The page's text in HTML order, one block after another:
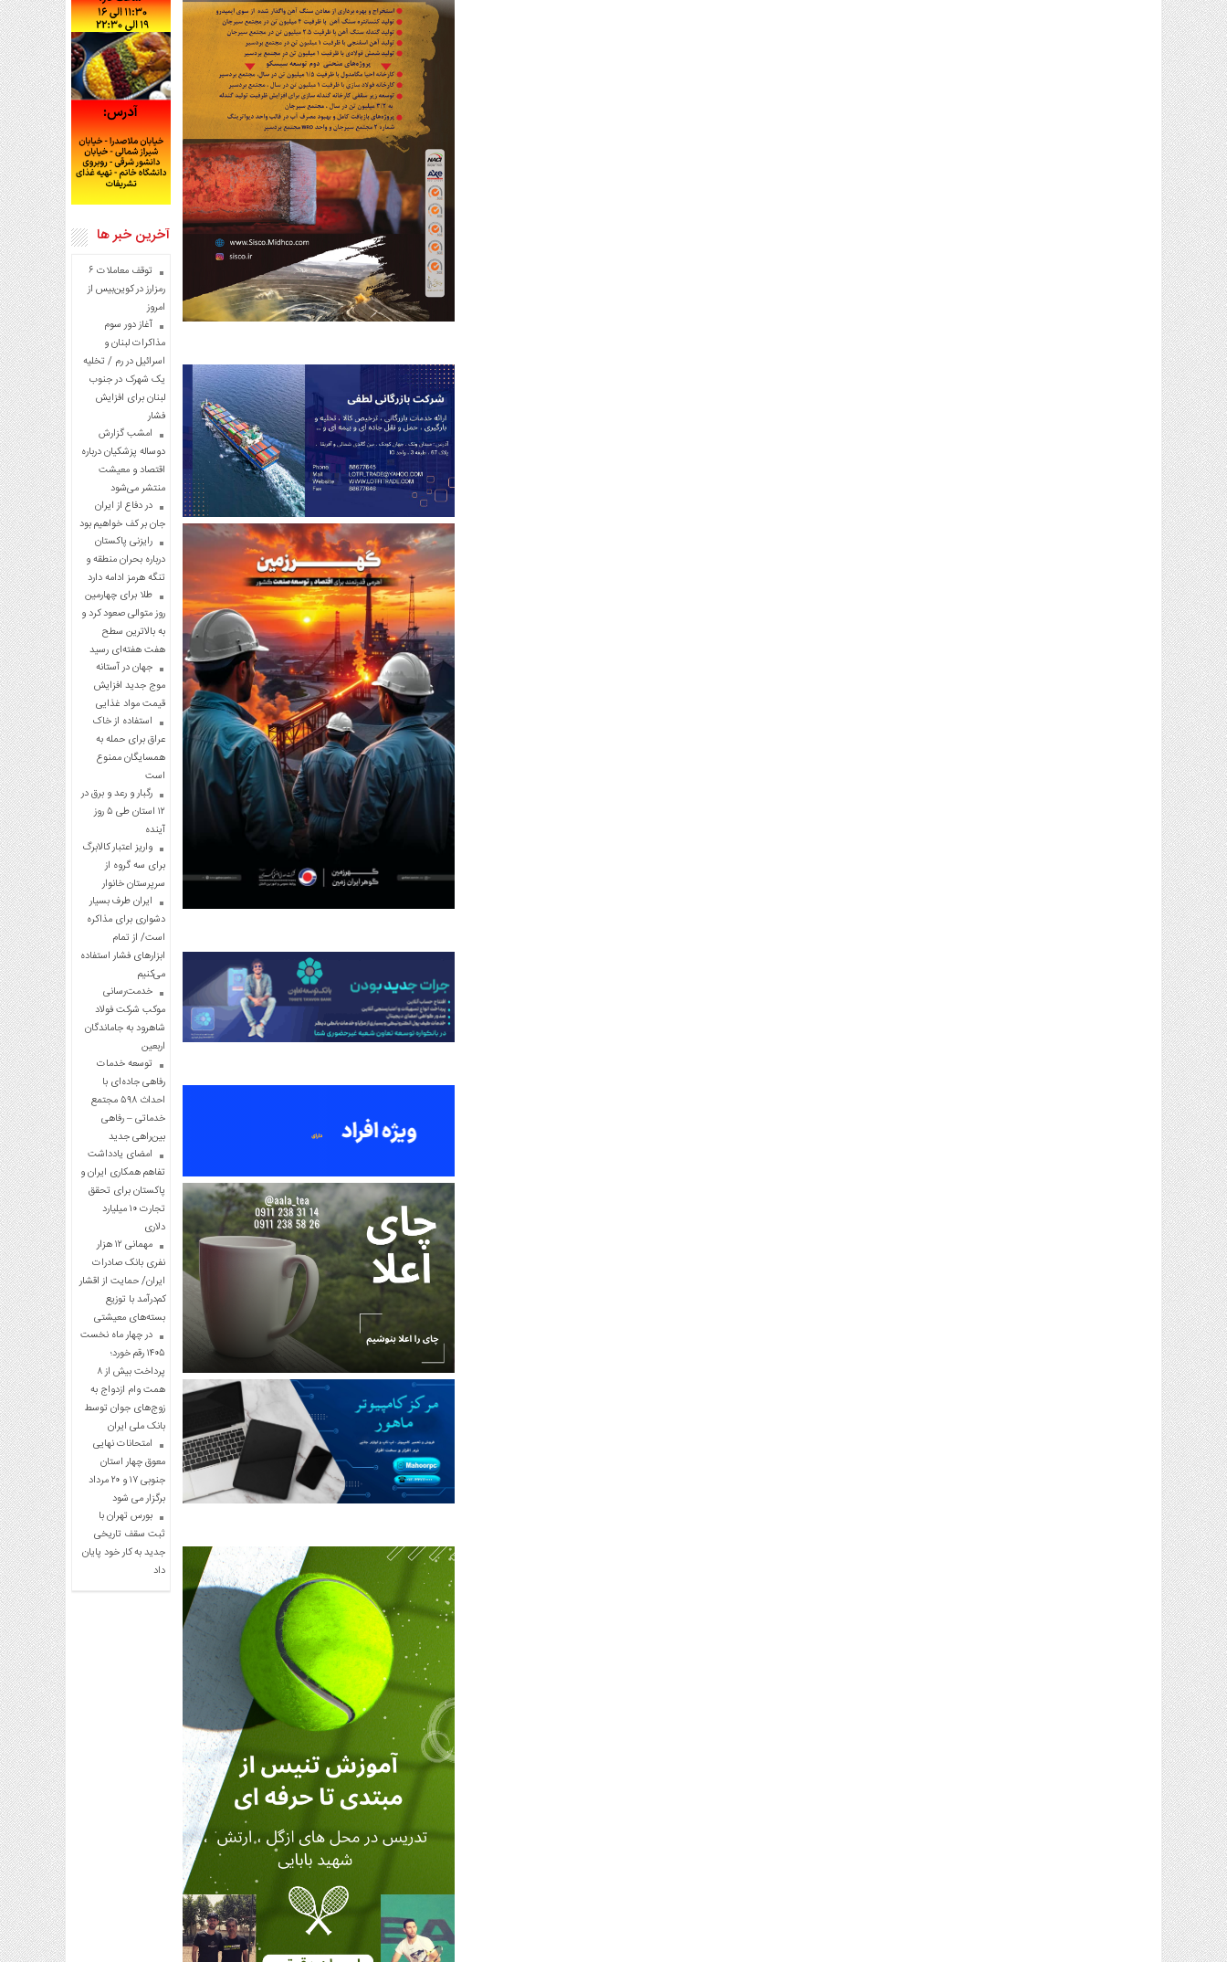
آخرین خبر ها
توقف معاملات ۶
رمزارز در کوین‌بیس از
امروز
آغاز دور سوم
مذاکرات لبنان و
اسرائیل در رم / تخلیه
یک شهرک در جنوب
لبنان برای افزایش
فشار
امشب گزارش
دوساله پزشکیان درباره
اقتصاد و معیشت
منتشر می‌شود
در دفاع از ایران
جان بر کف خواهیم بود
رایزنی پاکستان
درباره بحران منطقه و
تنگه هرمز ادامه دارد
طلا برای چهارمین
روز متوالی صعود کرد و
به بالاترین سطح
هفت هفته‌ای رسید
جهان در آستانه
موج جدید افزایش
قیمت مواد غذایی
استفاده از خاک
عراق برای حمله به
همسایگان ممنوع
است
رگبار و رعد و برق در
۱۲ استان طی ۵ روز
آینده
واریز اعتبار کالابرگ
برای سه گروه از
سرپرستان خانوار
ایران طرف بسیار
دشواری برای مذاکره
است/ از تمام
ابزارهای فشار استفاده
می‌کنیم
خدمت‌رسانی
موکب شرکت فولاد
شاهرود به جاماندگان
اربعین
توسعه خدمات
رفاهی جاده‌ای با
احداث ۵۹۸ مجتمع
خدماتی – رفاهی
بین‌راهی جدید
امضای یادداشت
تفاهم همکاری ایران و
پاکستان برای تحقق
تجارت ۱۰ میلیارد
دلاری
مهمانی ۱۲ هزار
نفری بانک صادرات
ایران/ حمایت از اقشار
کم‌درآمد با توزیع
بسته‌های معیشتی
در چهار ماه نخست
۱۴۰۵ رقم خورد؛
پرداخت بیش از ۸
همت وام ازدواج به
زوج‌های جوان توسط
بانک ملی ایران
امتحانات نهایی
معوق چهار استان
جنوبی ۱۷ و ۲۰ مرداد
برگزار می شود
بورس تهران با
ثبت سقف تاریخی
جدید به کار خود پایان
داد